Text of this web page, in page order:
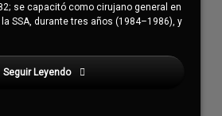
se capacitó como cirujano general en
SSA, durante tres años (1984–1986), y
Seguir Leyendo Iguana Verde